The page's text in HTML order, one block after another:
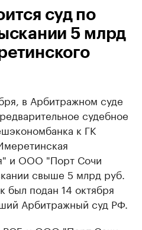
суд по
5 млрд
в Арбитражном суде
судебное
к ГК
и ООО "Порт Сочи
свыше 5 млрд руб.
был подан 14 октября
Арбитражный суд РФ.